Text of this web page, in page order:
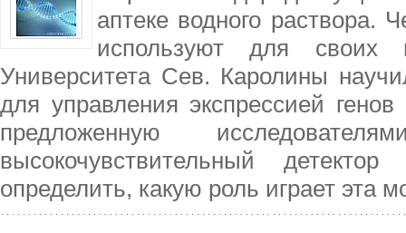
аптеке водного раствора.
используют для
Университета Сев. Каролины
для управления экспрессией
предложенную
высокочувствительный
определить, какую роль играет эта